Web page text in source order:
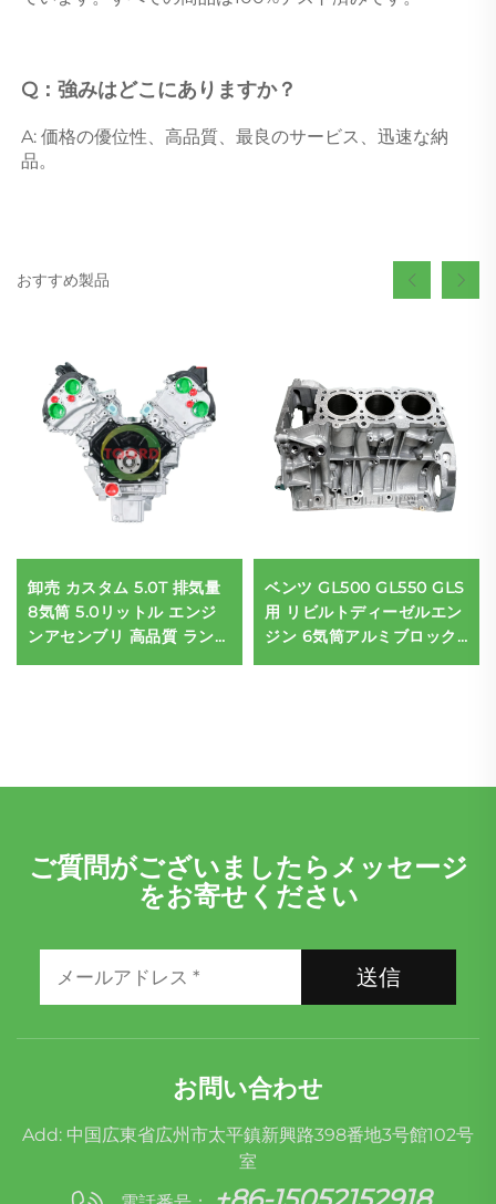
Q：強みはどこにありますか？
A: 価格の優位性、高品質、最良のサービス、迅速な納
品。
おすすめ製品
卸売 カスタム 5.0T 排気量
8気筒 5.0リットル エンジ
ンアセンブリ 高品質 ランド
ローバー 508PS対応
ベンツ GL500 GL550 GLS
用 リビルトディーゼルエン
ジン 6気筒アルミブロック
3.0T 642モデル
ご質問がございましたらメッセージ
をお寄せください
送信
お問い合わせ
Add: 中国広東省広州市太平鎮新興路398番地3号館102号
室